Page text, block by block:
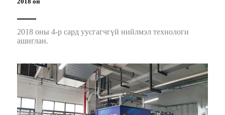
2018 оны 4-р сард уусгагчгүй нийлмэл технологи
ашиглан.